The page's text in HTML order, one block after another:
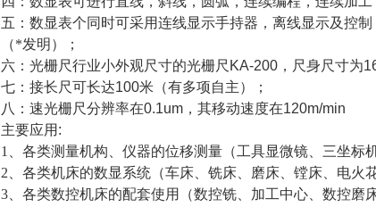
五：数显表个同时可采用连线显示手持器，离线显示及控
（*发明）；
六：光栅尺行业小外观尺寸的光栅尺 KA-200 ，尺身尺寸为
七：接长尺可长达100米（有多项自主）；
八：速光栅尺分辨率在0.1um ，其移动速度在120m/min
主要应用:
1
、各类测量机构、仪器的位移测量（工具显微镜、三坐标
2 、各类机床的数显系统（车床、铣床、磨床、镗床、电火
3 、各类数控机床的配套使用（数控铣、加工中心、数控磨床